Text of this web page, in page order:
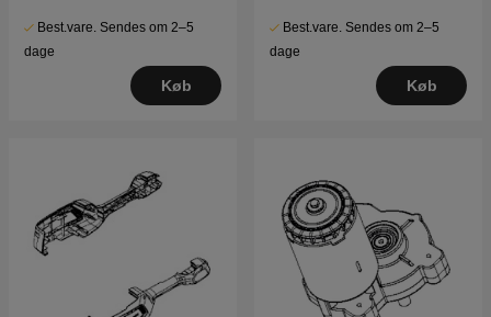
Best.vare. Sendes om 2–5
dage
Køb
Best.vare. Sendes om 2–5
dage
Køb